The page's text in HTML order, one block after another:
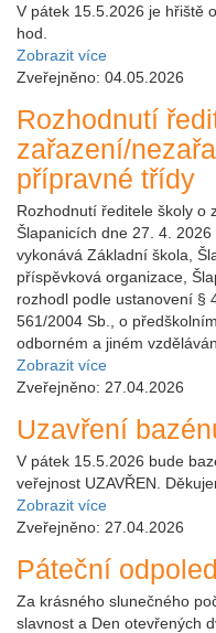
V pátek 15.5.2026 je hřiště
hod.
Zobrazit více
Zveřejněno: 04.05.2026
Rozhodnutí
zařazení/
přípravné třídy
Rozhodnutí ředitele školy o
Šlapanicích dne 27. 4.
vykonává Základní škola,
příspěvková organizace,
rozhodl podle ustanovení §
561/2004 Sb., o
odborném a jiném
Zobrazit více
Zveřejněno: 27.04.2026
Uzavření
V pátek 15.5.2026 bude
veřejnost UZAVŘEN.
Zobrazit více
Zveřejněno: 27.04.2026
Páteční
Za krásného slunečného
slavnost a Den otevřených